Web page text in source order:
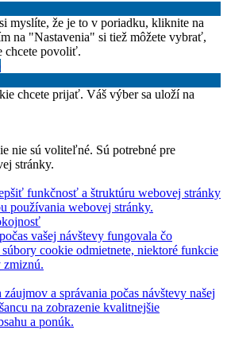
myslíte, že je to v poriadku, kliknite na
na "Nastavenia" si tiež môžete vybrať,
chcete povoliť.
chcete prijať. Váš výber sa uloží na
nie sú voliteľné. Sú potrebné pre
stránky.
funkčnosť a štruktúru webovej stránky
používania webovej stránky.
vašej návštevy fungovala čo
cookie odmietnete, niektoré funkcie
zmiznú.
a správania počas návštevy našej
na zobrazenie kvalitnejšie
a ponúk.